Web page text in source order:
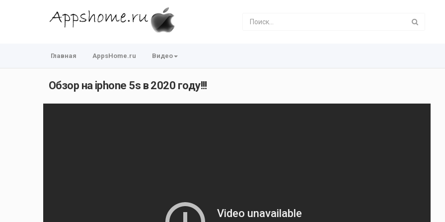
Главная AppsHome.ru Видео
Обзор на iphone 5s в 2020 году!!!